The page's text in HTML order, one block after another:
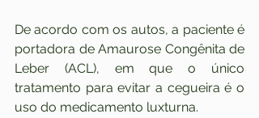
De acordo com os autos, a paciente é
portadora de Amaurose Congênita de
Leber (ACL), em que o único
tratamento para evitar a cegueira é o
uso do medicamento luxturna.